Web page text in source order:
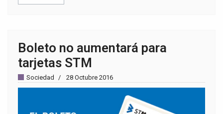
Boleto no aumentará para
tarjetas STM
Sociedad 28 Octubre 2016